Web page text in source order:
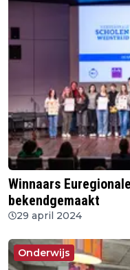
Winnaars
bekendgemaakt
29 april 2024
Onderwijs